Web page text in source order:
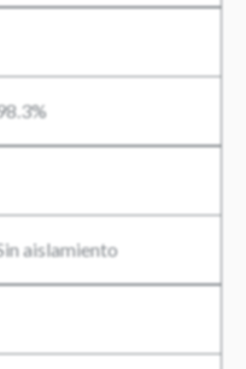
aislamiento